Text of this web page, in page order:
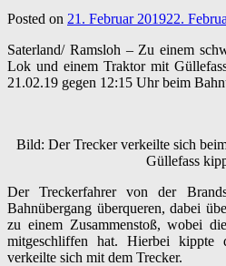
Posted on 21. Februar 201922.
Saterland/ Ramsloh – Zu einem
Lok und einem Traktor mit
21.02.19 gegen 12:15 Uhr beim
Bild: Der Trecker verkeilte sich
Güllefass
Der Treckerfahrer von der
Bahnübergang überqueren, dabei
zu einem Zusammenstoß, wobei
mitgeschliffen hat. Hierbei kippte
verkeilte sich mit dem Trecker.